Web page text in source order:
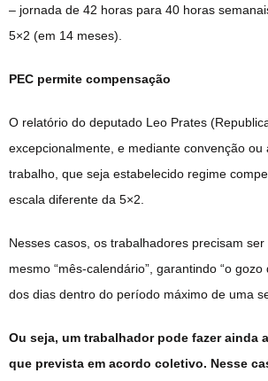
– jornada de 42 horas para 40 horas
5×2 (em 14 meses).
PEC permite compensação
O relatório do deputado Leo Prates
excepcionalmente, e mediante convenção ou
trabalho, que seja estabelecido regime
escala diferente da 5×2.
Nesses casos, os trabalhadores precisam
mesmo “mês-calendário”, garantindo “o
dos dias dentro do período máximo de uma
Ou seja, um trabalhador pode fazer ainda
que prevista em acordo coletivo. Nesse